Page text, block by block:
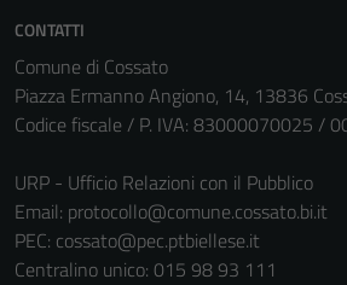
CONTATTI
Comune di Cossato
Piazza Ermanno Angiono, 14, 13836
Codice fiscale / P. IVA: 83000070025 /
URP - Ufficio Relazioni con il Pubblico
Email: protocollo@comune.cossato.bi.it
PEC: cossato@pec.ptbiellese.it
Centralino unico: 015 98 93 111